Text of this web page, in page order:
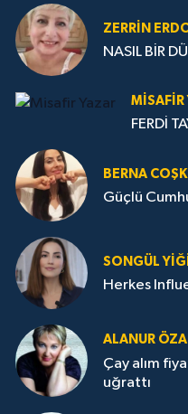
ZERRIN
NASIL BİR
MISAFIR
FERDİ
BERNA
Güçlü
SONGÜL
Herkes
ALANUR
Çay alım
uğrattı